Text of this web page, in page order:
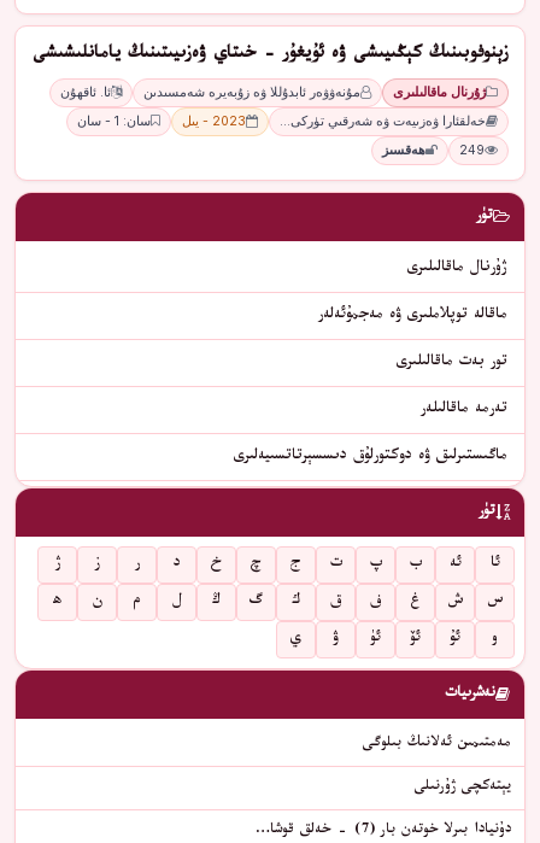
زېنوفوبىنىڭ كېڭىيىشى ۋە ئۇيغۇر - خىتاي ۋەزىيىتىنىڭ يامانلىشىشى
ژۇرنال ماقالىلىرى مۇنەۋۋەر ئابدۇللا ۋە زۇبەيرە شەمسىدىن
ئا. ئاقھۇن
خەلقئارا ۋەزىيەت ۋە شەرقىي تۈركى…
2023 - يىل
سان: 1 - سان
249
ھەقسىز
تۈر
ژۇرنال ماقالىلىرى
ماقالە توپلاملىرى ۋە مەجمۇئەلەر
تور بەت ماقالىلىرى
تەرمە ماقالىلەر
ماگىستىرلىق ۋە دوكتورلۇق دىسسېرتاتسىيەلىرى
تۈر
ئا ئە ب پ ت ج چ خ د ر ز
ژ
س
ش غ ف ق ك گ ڭ ل م ن
ھ
و
ئۇ ئۆ ئۈ ۋ ي
نەشرىيات
مەمتىمىن ئەلانىڭ بىلوگى
يېتەكچى ژۇرنىلى
دۇنيادا بىرلا خوتەن بار (7) - خەلق قوشا…